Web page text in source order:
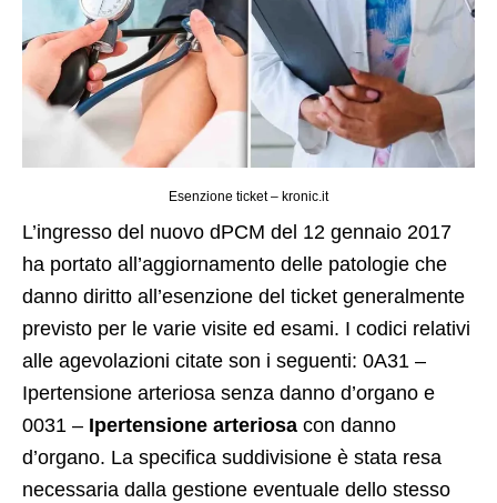
Esenzione ticket – kronic.it
L’ingresso del nuovo dPCM del 12 gennaio 2017
ha portato all’aggiornamento delle patologie che
danno diritto all’esenzione del ticket generalmente
previsto per le varie visite ed esami. I codici relativi
alle agevolazioni citate son i seguenti: 0A31 –
Ipertensione arteriosa senza danno d’organo e
0031 – Ipertensione arteriosa con danno
d’organo. La specifica suddivisione è stata resa
necessaria dalla gestione eventuale dello stesso